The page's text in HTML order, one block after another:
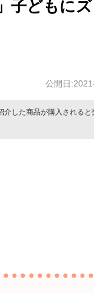
どもに
公開日
した商品が購入されると